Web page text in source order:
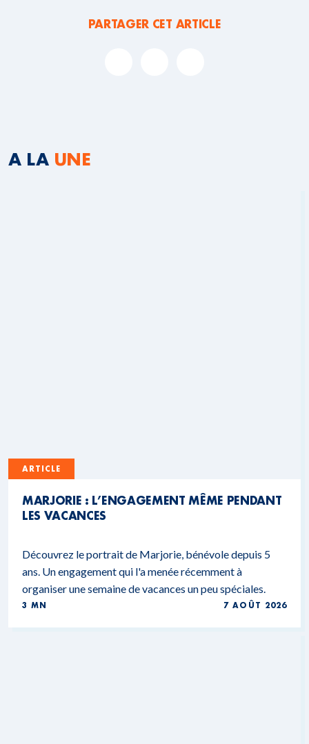
PARTAGER CET ARTICLE
A LA UNE
ARTICLE
MARJORIE : L’ENGAGEMENT MÊME PENDANT
LES VACANCES
Découvrez le portrait de Marjorie, bénévole depuis 5
ans. Un engagement qui l'a menée récemment à
organiser une semaine de vacances un peu spéciales.
3 MN 7 AOÛT 2026